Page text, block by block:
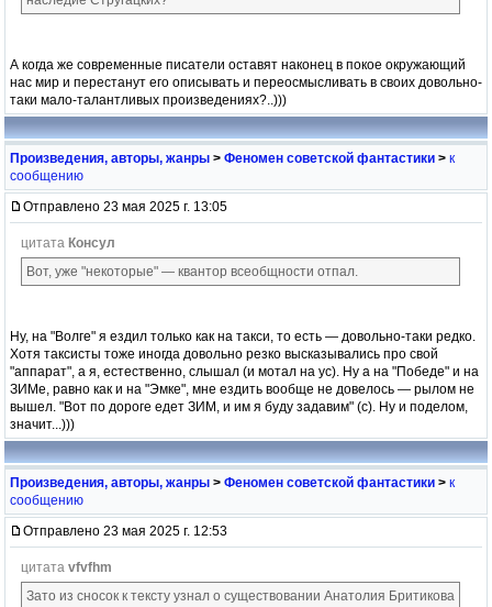
А когда же современные писатели оставят наконец в покое окружающий
нас мир и перестанут его описывать и переосмысливать в своих довольно-
таки мало-талантливых произведениях?..)))
Произведения, авторы, жанры > Феномен советской фантастики > к
сообщению
Отправлено 23 мая 2025 г. 13:05
цитата Консул
Вот, уже "некоторые" — квантор всеобщности отпал.
Ну, на "Волге" я ездил только как на такси, то есть — довольно-таки редко.
Хотя таксисты тоже иногда довольно резко высказывались про свой
"аппарат", а я, естественно, слышал (и мотал на ус). Ну а на "Победе" и на
ЗИМе, равно как и на "Эмке", мне ездить вообще не довелось — рылом не
вышел. "Вот по дороге едет ЗИМ, и им я буду задавим" (с). Ну и поделом,
значит...)))
Произведения, авторы, жанры > Феномен советской фантастики > к
сообщению
Отправлено 23 мая 2025 г. 12:53
цитата vfvfhm
Зато из сносок к тексту узнал о существовании Анатолия Бритикова